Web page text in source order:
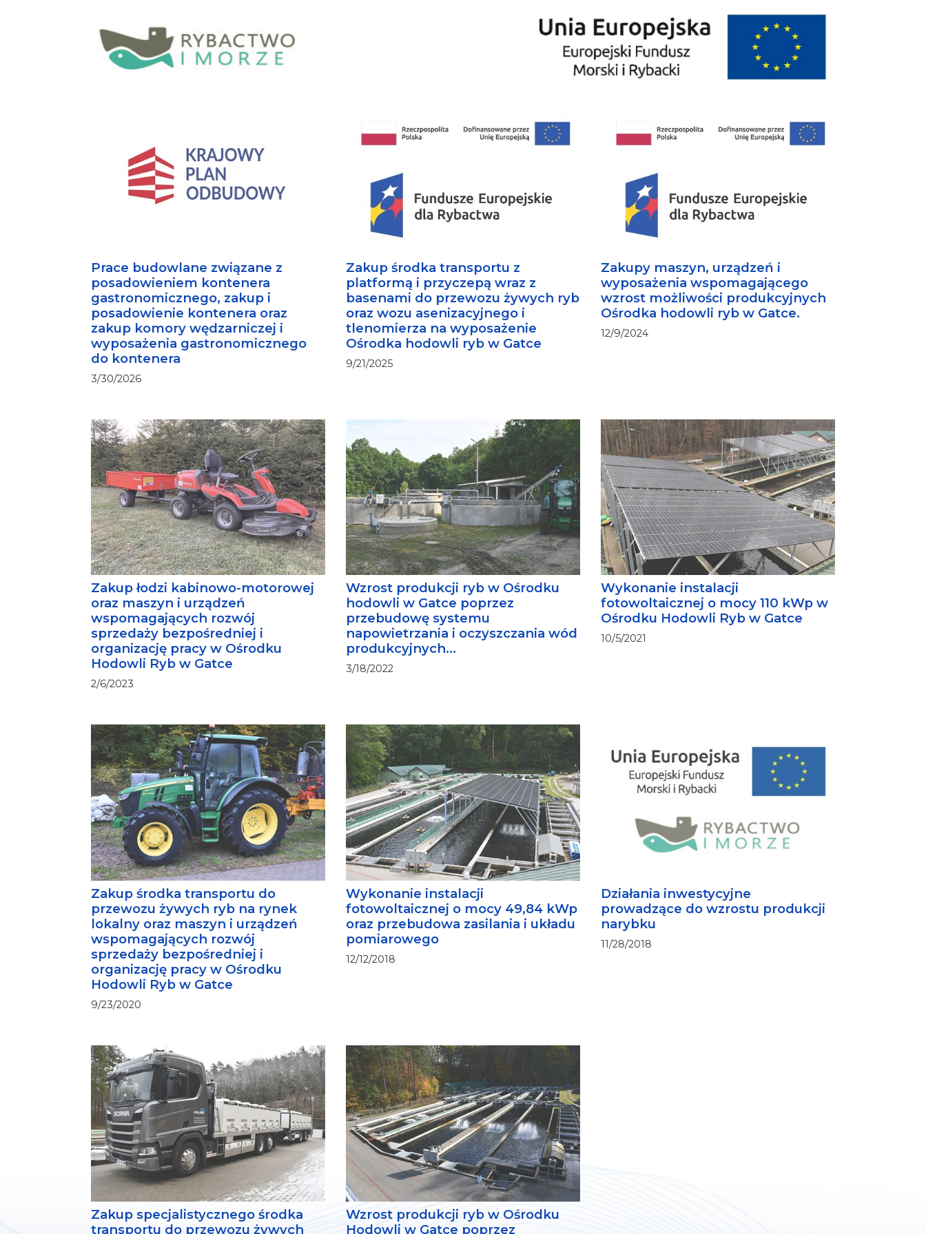
Prace budowlane związane z
posadowieniem kontenera
gastronomicznego, zakup i
posadowienie kontenera oraz
zakup komory wędzarniczej i
wyposażenia gastronomicznego
do kontenera
3/30/2026
Zakup środka transportu z
platformą i przyczepą wraz z
basenami do przewozu żywych ryb
oraz wozu asenizacyjnego i
tlenomierza na wyposażenie
Ośrodka hodowli ryb w Gatce
9/21/2025
Zakupy maszyn, urządzeń i
wyposażenia wspomagającego
wzrost możliwości produkcyjnych
Ośrodka hodowli ryb w Gatce.
12/9/2024
Zakup łodzi kabinowo-motorowej
oraz maszyn i urządzeń
wspomagających rozwój
sprzedaży bezpośredniej i
organizację pracy w Ośrodku
Hodowli Ryb w Gatce
2/6/2023
Wzrost produkcji ryb w Ośrodku
hodowli w Gatce poprzez
przebudowę systemu
napowietrzania i oczyszczania wód
produkcyjnych...
3/18/2022
Wykonanie instalacji
fotowoltaicznej o mocy 110 kWp w
Ośrodku Hodowli Ryb w Gatce
10/5/2021
Zakup środka transportu do
przewozu żywych ryb na rynek
lokalny oraz maszyn i urządzeń
wspomagających rozwój
sprzedaży bezpośredniej i
organizację pracy w Ośrodku
Hodowli Ryb w Gatce
9/23/2020
Wykonanie instalacji
fotowoltaicznej o mocy 49,84 kWp
oraz przebudowa zasilania i układu
pomiarowego
12/12/2018
Działania inwestycyjne
prowadzące do wzrostu produkcji
narybku
11/28/2018
Zakup specjalistycznego środka
transportu do przewozu żywych
Wzrost produkcji ryb w Ośrodku
Hodowli w Gatce poprzez